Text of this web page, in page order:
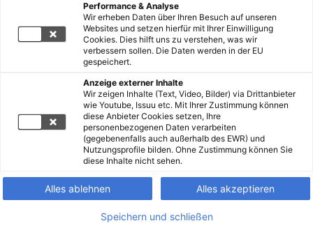
Performance & Analyse
Wir erheben Daten über Ihren Besuch auf unseren
Websites und setzen hierfür mit Ihrer Einwilligung
Cookies. Dies hilft uns zu verstehen, was wir
verbessern sollen. Die Daten werden in der EU
gespeichert.
Anzeige externer Inhalte
Wir zeigen Inhalte (Text, Video, Bilder) via Drittanbieter
wie Youtube, Issuu etc. Mit Ihrer Zustimmung können
diese Anbieter Cookies setzen, Ihre
personenbezogenen Daten verarbeiten
(gegebenenfalls auch außerhalb des EWR) und
Nutzungsprofile bilden. Ohne Zustimmung können Sie
diese Inhalte nicht sehen.
Alles ablehnen Alles akzeptieren
Speichern und schließen